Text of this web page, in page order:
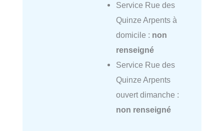
Service Rue des
Quinze Arpents à
domicile : non
renseigné
Service Rue des
Quinze Arpents
ouvert dimanche :
non renseigné